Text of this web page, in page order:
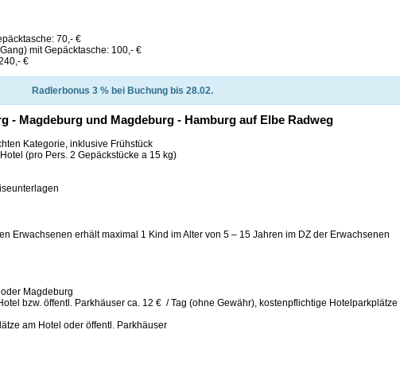
70,- €
mit Gepäcktasche: 100,- €
€
Radlerbonus 3 % bei Buchung bis 28.02.
- Magdeburg und Magdeburg - Hamburg auf Elbe Radweg
Kategorie, inklusive Frühstück
(pro Pers. 2 Gepäckstücke a 15 kg)
Erwachsenen erhält maximal 1 Kind im Alter von 5 – 15 Jahren im DZ der Erwachsenen
Magdeburg
bzw. öffentl. Parkhäuser ca. 12 € / Tag (ohne Gewähr), kostenpflichtige Hotelparkplätze
am Hotel oder öffentl. Parkhäuser